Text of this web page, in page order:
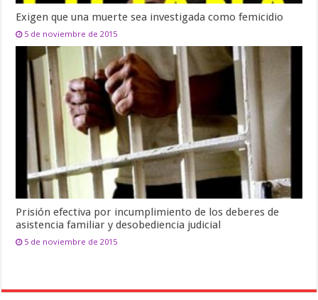
Exigen que una muerte sea investigada como femicidio
5 de noviembre de 2015
Prisión efectiva por incumplimiento de los deberes de
asistencia familiar y desobediencia judicial
5 de noviembre de 2015